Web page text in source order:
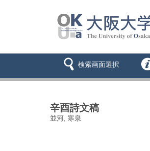
検索画面選択
辛酉詩文稿
並河, 寒泉